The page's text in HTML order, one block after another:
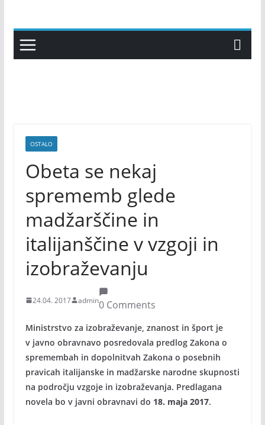
content
OSTALO
Obeta se nekaj
sprememb glede
madžarščine in
italijanščine v vzgoji in
izobraževanju
24.04. 2017 admin0 Comments
Ministrstvo za izobraževanje, znanost in šport je
v javno obravnavo posredovala predlog Zakona o
spremembah in dopolnitvah Zakona o posebnih
pravicah italijanske in madžarske narodne skupnosti
na področju vzgoje in izobraževanja. Predlagana
novela bo v javni obravnavi do 18. maja 2017.